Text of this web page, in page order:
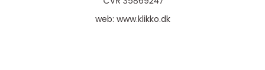
web: www.klikko.dk